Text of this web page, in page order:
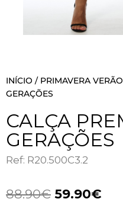
INÍCIO / PRIMAVERA VERÃO
GERAÇÕES
CALÇA
GERAÇÕES
Ref: R20.500C3.2
88.90€ 59.90€